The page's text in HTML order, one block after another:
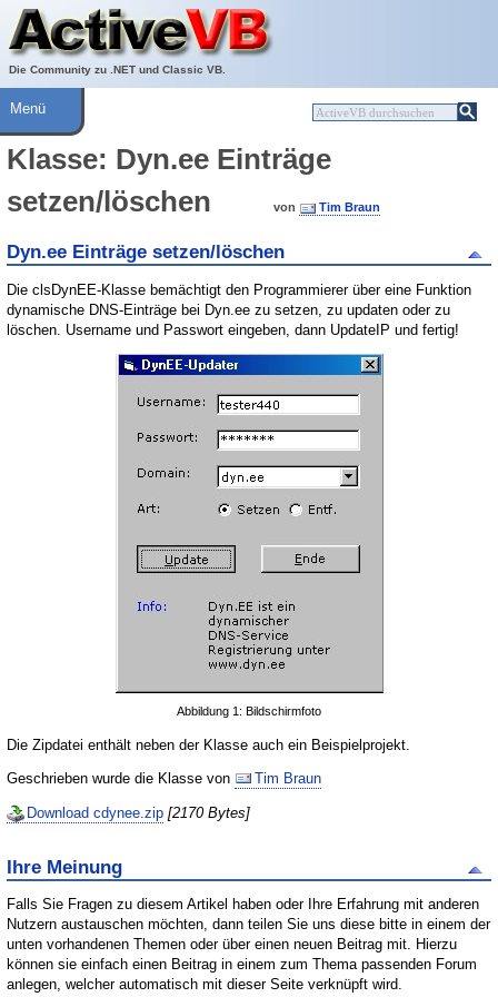
Die Community zu .NET und Classic VB.
Über ActiveVB
Hilfe
Menü
Klasse: Dyn.ee Einträge
setzen/löschen
von Tim Braun
Dyn.ee Einträge setzen/löschen
Die clsDynEE-Klasse bemächtigt den Programmierer über eine Funktion
dynamische DNS-Einträge bei Dyn.ee zu setzen, zu updaten oder zu
löschen. Username und Passwort eingeben, dann UpdateIP und fertig!
Abbildung 1: Bildschirmfoto
Die Zipdatei enthält neben der Klasse auch ein Beispielprojekt.
Geschrieben wurde die Klasse von Tim Braun
Download cdynee.zip [2170 Bytes]
Ihre Meinung
Falls Sie Fragen zu diesem Artikel haben oder Ihre Erfahrung mit anderen
Nutzern austauschen möchten, dann teilen Sie uns diese bitte in einem der
unten vorhandenen Themen oder über einen neuen Beitrag mit. Hierzu
können sie einfach einen Beitrag in einem zum Thema passenden Forum
anlegen, welcher automatisch mit dieser Seite verknüpft wird.